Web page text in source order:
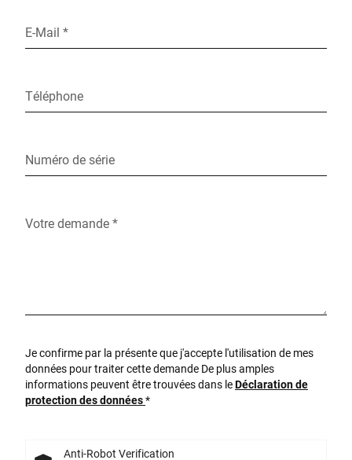
E-Mail *
Téléphone
Numéro de série
Votre demande *
Je confirme par la présente que j'accepte l'utilisation de mes
données pour traiter cette demande De plus amples
informations peuvent être trouvées dans leDéclaration de
protection des données*
Anti-Robot Verification